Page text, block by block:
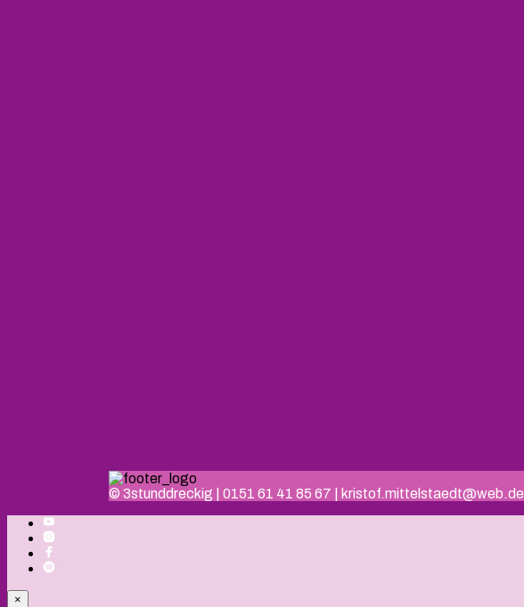
© 3stunddreckig | 0151 61 41 85 67 | kristof.mittelstaedt@web.de
×